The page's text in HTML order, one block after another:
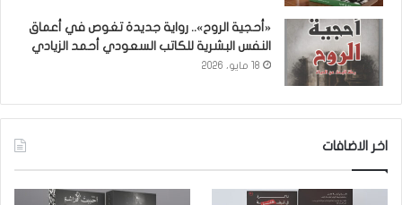
«أحجية الروح».. رواية جديدة تغوص في أعماق
النفس البشرية للكاتب السعودي أحمد الزيادي
18 مايو، 2026
اخر الاضافات